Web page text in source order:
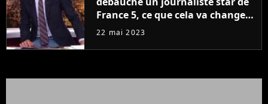
France 5, ce que cela va changer
à la rentrée
22 mai 2023